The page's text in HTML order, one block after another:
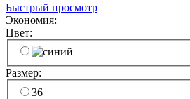
Быстрый просмотр
Экономия:
Цвет:
Размер:
36